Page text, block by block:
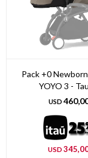
Pack +0
YOYO 3 -
USD
USD